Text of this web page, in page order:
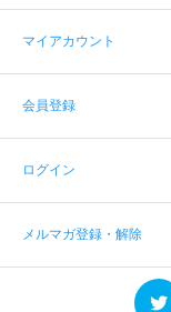
マイアカウント
会員登録
ログイン
メルマガ登録・解除